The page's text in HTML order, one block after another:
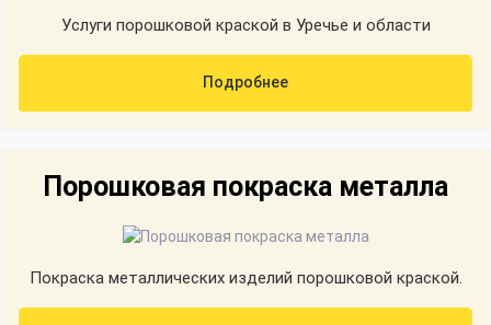
Услуги порошковой краской в Уречье и области
Подробнее
Порошковая покраска металла
Покраска металлических изделий порошковой краской.